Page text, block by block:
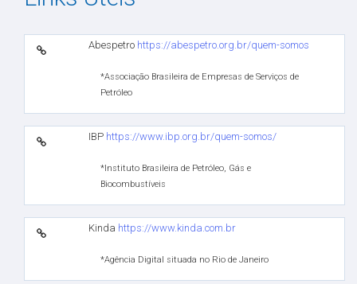
Abespetro https://abespetro.org.br/quem-somos
*Associação Brasileira de Empresas de Serviços de
Petróleo
IBP https://www.ibp.org.br/quem-somos/
*Instituto Brasileira de Petróleo, Gás e
Biocombustíveis
Kinda https://www.kinda.com.br
*Agência Digital situada no Rio de Janeiro